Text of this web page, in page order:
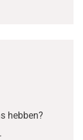
hebben?